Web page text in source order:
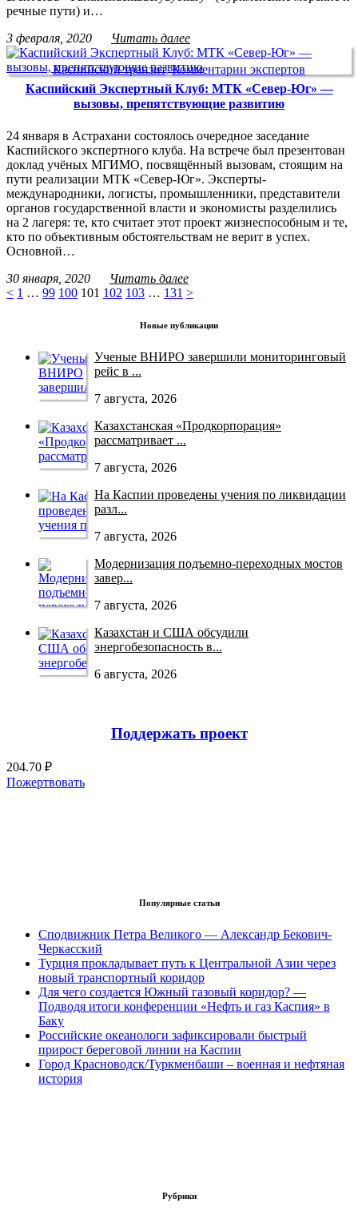
речные пути) и…
3 февраля, 2020
Читать далее
Каспийский транзит,Комментарии экспертов
Каспийский Экспертный Клуб: МТК «Север-Юг» —
вызовы, препятствующие развитию
24 января в Астрахани состоялось очередное заседание
Каспийского экспертного клуба. На встрече был презентован
доклад учёных МГИМО, посвящённый вызовам, стоящим на
пути реализации МТК «Север-Юг». Эксперты-
международники, логисты, промышленники, представители
органов государственной власти и экономисты разделились
на 2 лагеря: те, кто считает этот проект жизнеспособным и те,
кто по объективным обстоятельствам не верит в успех.
Основной…
30 января, 2020
Читать далее
< 1 … 99 100 101 102 103 … 131 >
Новые публикации
Ученые ВНИРО завершили мониторинговый
рейс в ...
7 августа, 2026
Казахстанская «Продкорпорация»
рассматривает ...
7 августа, 2026
На Каспии проведены учения по ликвидации
разл...
7 августа, 2026
Модернизация подъемно-переходных мостов
завер...
7 августа, 2026
Казахстан и США обсудили
энергобезопасность в...
6 августа, 2026
Поддержать проект
204.70 ₽
Пожертвовать
Популярные статьи
Сподвижник Петра Великого — Александр Бекович-
Черкасский
Турция прокладывает путь к Центральной Азии через
новый транспортный коридор
Для чего создается Южный газовый коридор? —
Подводя итоги конференции «Нефть и газ Каспия» в
Баку
Российские океанологи зафиксировали быстрый
прирост береговой линии на Каспии
Город Красноводск/Туркменбаши – военная и нефтяная
история
Рубрики